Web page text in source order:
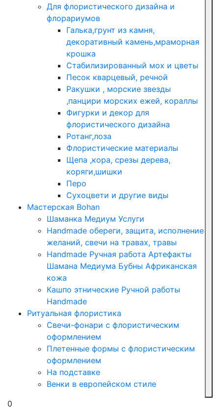
Для флористического дизайна и
флорариумов
Галька,грунт из камня,
декоративный камень,мраморная
крошка
Стабилизированный мох и цветы
Песок кварцевый, речной
Ракушки , морские звезды
,панцири морских ежей, кораллы
Фигурки и декор для
флористического дизайна
Ротанг,лоза
Флористические материалы
Щепа ,кора, срезы дерева,
коряги,шишки
Перо
Сухоцвети и другие виды
Мастерская Bohan
Шаманка Медиум Услуги
Handmade обереги, защита, исполнение
желаний, свечи на травах, травы
Handmade Ручная работа Артефакты
Шамана Медиума Бубны Африканская
кожа
Кашпо этнические Ручной работы
Handmade
Ритуальная флористика
Свечи-фонари с флористическим
оформлением
Плетенные формы с флористическим
оформлением
На подставке
Венки в европейском стиле
0